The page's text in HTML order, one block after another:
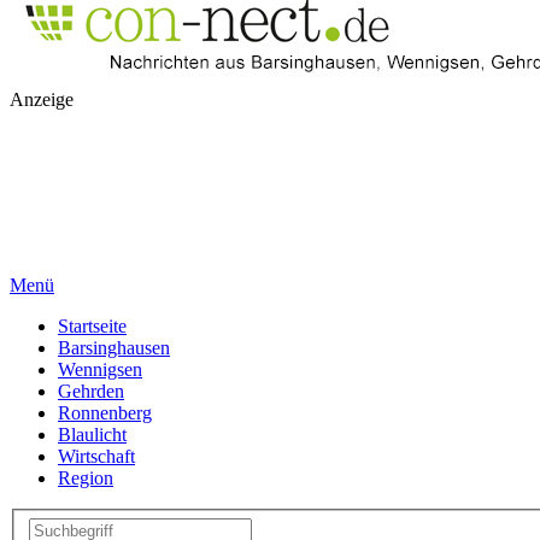
Anzeige
Menü
Startseite
Barsinghausen
Wennigsen
Gehrden
Ronnenberg
Blaulicht
Wirtschaft
Region